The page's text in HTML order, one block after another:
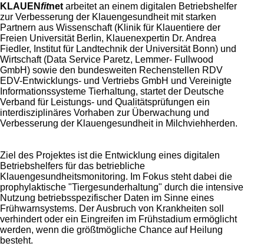
KLAUENfitnet arbeitet an einem digitalen Betriebshelfer
zur Verbesserung der Klauengesundheit mit starken
Partnern aus Wissenschaft (Klinik für Klauentiere der
Freien Universität Berlin, Klauenexpertin Dr. Andrea
Fiedler, Institut für Landtechnik der Universität Bonn) und
Wirtschaft (Data Service Paretz, Lemmer- Fullwood
GmbH) sowie den bundesweiten Rechenstellen RDV
EDV-Entwicklungs- und Vertriebs GmbH und Vereinigte
Informationssysteme Tierhaltung, startet der Deutsche
Verband für Leistungs- und Qualitätsprüfungen ein
interdisziplinäres Vorhaben zur Überwachung und
Verbesserung der Klauengesundheit in Milchviehherden.
Ziel des Projektes ist die Entwicklung eines digitalen
Betriebshelfers für das betriebliche
Klauengesundheitsmonitoring. Im Fokus steht dabei die
prophylaktische Tiergesunderhaltung
durch die intensive
Nutzung betriebsspezifischer Daten im Sinne eines
Frühwarnsystems. Der Ausbruch von Krankheiten soll
verhindert oder ein Eingreifen im Frühstadium ermöglicht
werden, wenn die größtmögliche Chance auf Heilung
besteht.